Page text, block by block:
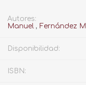
Autores:
Manuel , Fernández
Disponibilidad:
ISBN: